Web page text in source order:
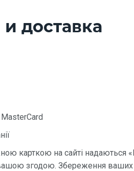
доставка
карткою на сайті надаються
згодою. Збереження